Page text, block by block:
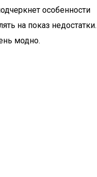
особенности
на показ недостатки.
модно.